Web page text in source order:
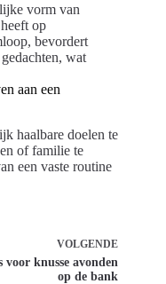
vorm van
op
bevordert
wat
aan een
haalbare doelen te
of familie te
een vaste routine
VOLGENDE
voor knusse avonden
op de bank